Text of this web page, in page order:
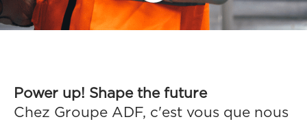
Power up! Shape the future
Chez Groupe ADF, c'est vous que nous